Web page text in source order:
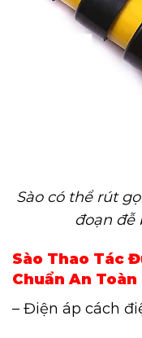
Sào có thể rút
đoạn đễ
Sào Thao Tác
Chuẩn An Toàn
– Điện áp cách